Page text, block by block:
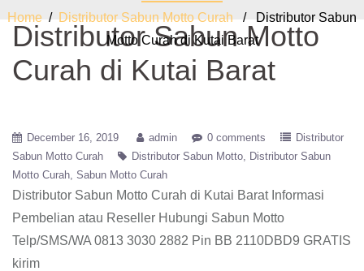
Home / Distributor Sabun Motto Curah / Distributor Sabun
Motto Curah di Kutai Barat
Distributor Sabun Motto
Curah di Kutai Barat
December 16, 2019 admin 0 comments
Distributor
Sabun Motto Curah
Distributor Sabun Motto
Distributor Sabun
Motto Curah Sabun Motto Curah
Distributor Sabun Motto Curah di Kutai Barat Informasi
Pembelian atau Reseller Hubungi Sabun Motto
Telp/SMS/WA 0813 3030 2882 Pin BB 2110DBD9 GRATIS
kirim